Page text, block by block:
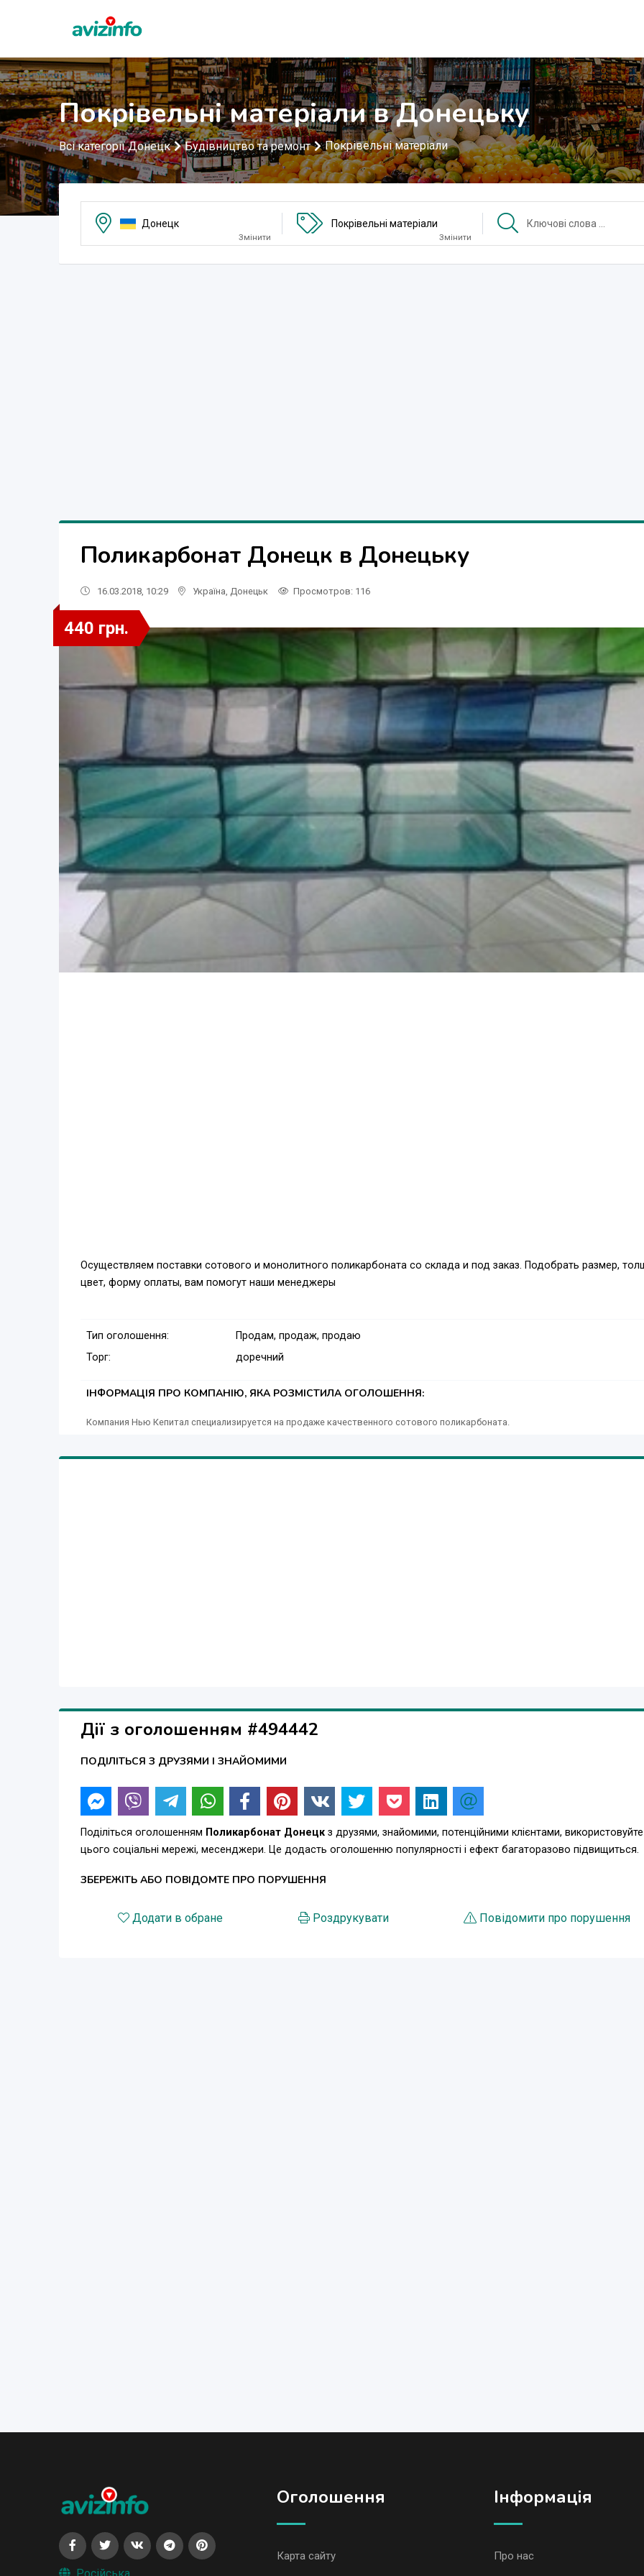
Покрівельні матеріали в Донецьку
Всі категорії Донецк Будівництво та ремонт Покрівельні матеріали
Донецк
Змінити
Покрівельні матеріали
Змінити
Поликарбонат Донецк в Донецьку
16.03.2018, 10:29 Україна Донецьк Просмотров: 116
440 грн.
Осуществляем поставки сотового и монолитного поликарбоната со склада и под заказ. Подобрать размер,
цвет, форму оплаты, вам помогут наши менеджеры
Тип оголошення:
Продам, продаж, продаю
Торг:
доречний
ІНФОРМАЦІЯ ПРО КОМПАНІЮ, ЯКА РОЗМІСТИЛА ОГОЛОШЕННЯ:
Компания Нью Кепитал специализируется на продаже качественного сотового поликарбоната.
Дії з оголошенням #494442
ПОДІЛІТЬСЯ З ДРУЗЯМИ І ЗНАЙОМИМИ
Поділіться оголошенням Поликарбонат Донецк з друзями, знайомими, потенційними клієнтами,
цього соціальні мережі, месенджери. Це додасть оголошенню популярності і ефект багаторазово підвищиться.
ЗБЕРЕЖІТЬ АБО ПОВІДОМТЕ ПРО ПОРУШЕННЯ
Додати в обране Роздрукувати Повідомити про порушення
Оголошення
Карта сайту
Iнформація
Про нас